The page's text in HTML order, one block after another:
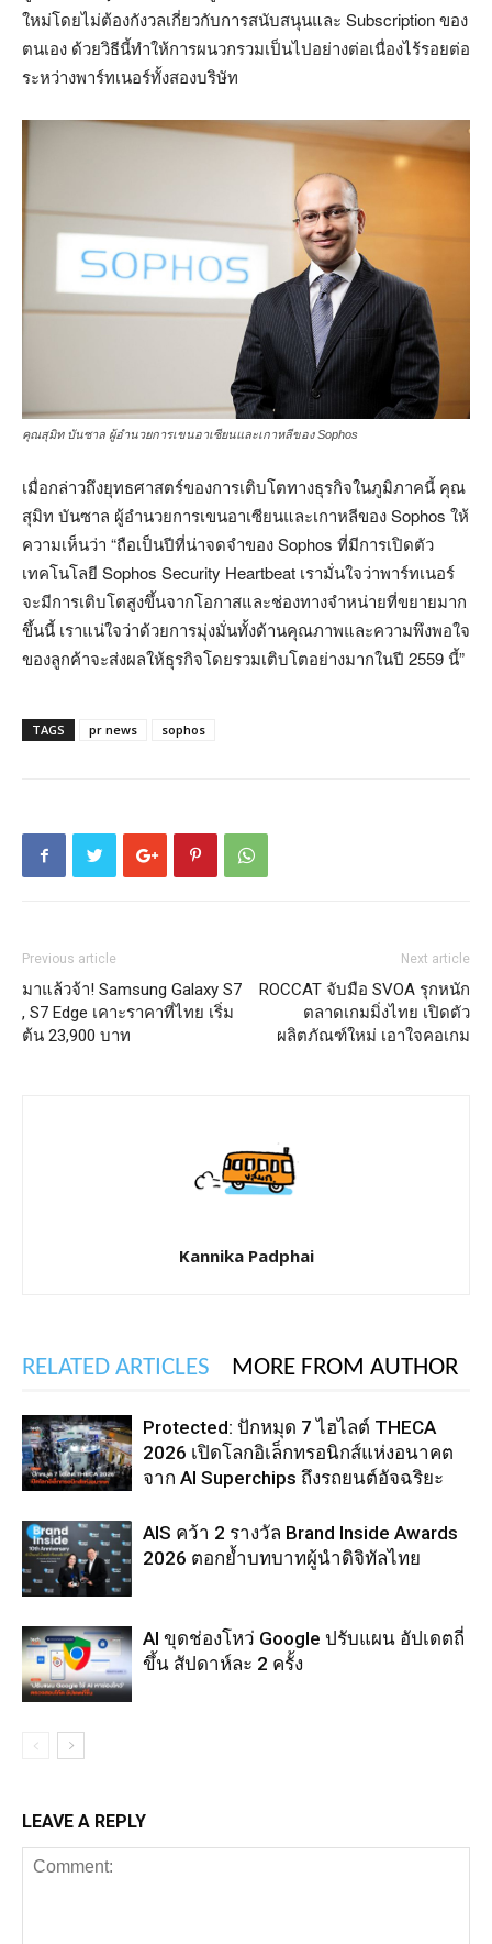
ใหม่โดยไม่ต้องกังวลเกี่ยวกับการสนับสนุนและ Subscription ของ
ตนเอง ด้วยวิธีนี้ทำให้การผนวกรวมเป็นไปอย่างต่อเนื่องไร้รอยต่อ
ระหว่างพาร์ทเนอร์ทั้งสองบริษัท
คุณสุมิท บันซาล ผู้อำนวยการเขนอาเซียนและเกาหลีของ Sophos
เมื่อกล่าวถึงยุทธศาสตร์ของการเติบโตทางธุรกิจในภูมิภาคนี้ คุณ
สุมิท บันซาล ผู้อำนวยการเขนอาเซียนและเกาหลีของ Sophos ให้
ความเห็นว่า “ถือเป็นปีที่น่าจดจำของ Sophos ที่มีการเปิดตัว
เทคโนโลยี Sophos Security Heartbeat เรามั่นใจว่าพาร์ทเนอร์
จะมีการเติบโตสูงขึ้นจากโอกาสและช่องทางจำหน่ายที่ขยายมาก
ขึ้นนี้ เราแน่ใจว่าด้วยการมุ่งมั่นทั้งด้านคุณภาพและความพึงพอใจ
ของลูกค้าจะส่งผลให้ธุรกิจโดยรวมเติบโตอย่างมากในปี 2559 นี้”
TAGS pr news sophos
Previous article
มาแล้วจ้า! Samsung Galaxy S7
, S7 Edge เคาะราคาที่ไทย เริ่ม
ต้น 23,900 บาท
Next article
ROCCAT จับมือ SVOA รุกหนัก
ตลาดเกมมิ่งไทย เปิดตัว
ผลิตภัณฑ์ใหม่ เอาใจคอเกม
Kannika Padphai
RELATED ARTICLES MORE FROM AUTHOR
Protected: ปักหมุด 7 ไฮไลต์ THECA
2026 เปิดโลกอิเล็กทรอนิกส์แห่งอนาคต
จาก AI Superchips ถึงรถยนต์อัจฉริยะ
AIS คว้า 2 รางวัล Brand Inside Awards
2026 ตอกย้ำบทบาทผู้นำดิจิทัลไทย
AI ขุดช่องโหว่ Google ปรับแผน อัปเดตถี่
ขึ้น สัปดาห์ละ 2 ครั้ง
LEAVE A REPLY